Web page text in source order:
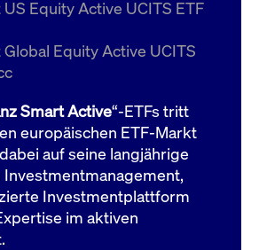
Equity Active UCITS ETF
Equity Active UCITS
Smart Active“-ETFs tritt
europäischen ETF-Markt
auf seine langjährige
Investmentplattform
im aktiven
boerse.com